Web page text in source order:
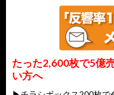
たった2,600枚で5億
い方へ